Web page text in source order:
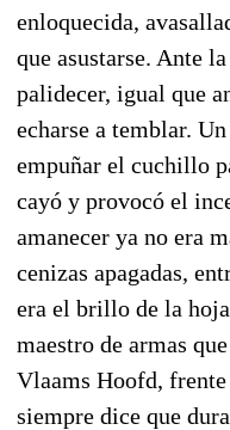
enloquecida,
que asustarse. Ante
palidecer, igual que
echarse a temblar.
empuñar el cuchillo
cayó y provocó el
amanecer ya no era
cenizas apagadas,
era el brillo de la
maestro de armas
Vlaams Hoofd,
siempre dice que